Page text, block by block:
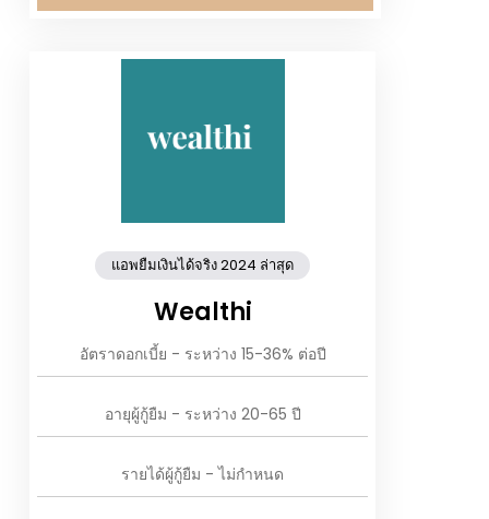
แอพยืมเงินได้จริง 2024 ล่าสุด
Wealthi
อัตราดอกเบี้ย - ระหว่าง 15-36% ต่อปี
อายุผู้กู้ยืม - ระหว่าง 20-65 ปี
รายได้ผู้กู้ยืม - ไม่กำหนด